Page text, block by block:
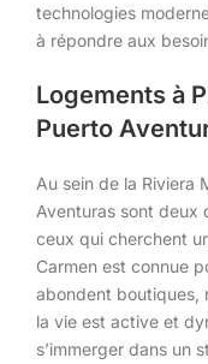
technologies
à répondre aux
Logements à
Puerto
Au sein de la Riviera
Aventuras sont deux
ceux qui cherchent
Carmen est connue
abondent boutiques,
la vie est active et
s’immerger dans un